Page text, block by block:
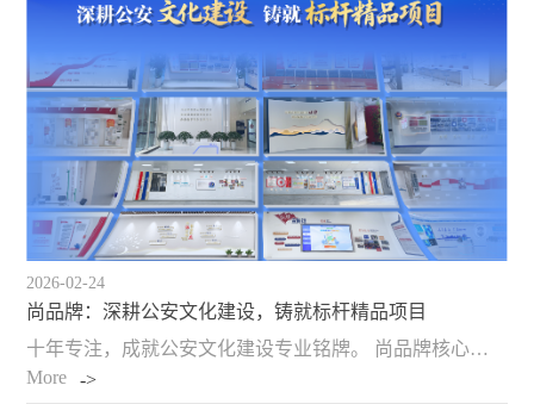
2026-02-24
尚品牌：深耕公安文化建设，铸就标杆精品项目
十年专注，成就公安文化建设专业铭牌。 尚品牌核心力量聚焦于公安系统文化建设领域。历经十载深耕细作，我们深刻理解公安队伍的特殊使命、核心价值与精神内核，积累了无可比拟的行业洞察与实践经验。这份深度的了解，成为了服务公安系统的核心优势与坚实基础。 一体化…
More